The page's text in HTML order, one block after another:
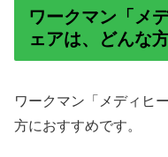
ワークマン「メ
ェアは、どんな
ワークマン「メディヒ
方におすすめです。